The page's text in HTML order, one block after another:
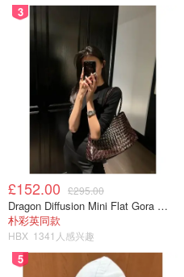
3
£152.00 £295.00
Dragon Diffusion Mini Flat Gora 深棕色手提包
朴彩英同款
HBX 1341人感兴趣
5